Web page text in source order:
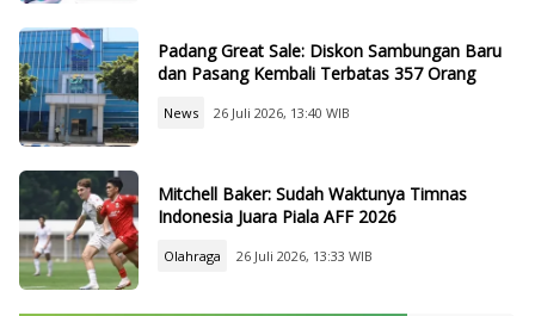
Padang Great Sale: Diskon Sambungan Baru
dan Pasang Kembali Terbatas 357 Orang
News 26 Juli 2026, 13:40 WIB
Mitchell Baker: Sudah Waktunya Timnas
Indonesia Juara Piala AFF 2026
Olahraga 26 Juli 2026, 13:33 WIB